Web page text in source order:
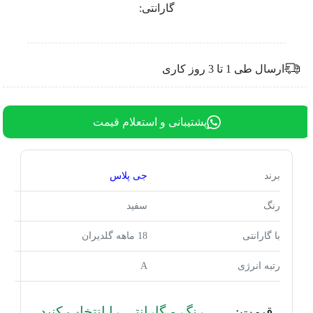
گارانتی:
ارسال طی 1 تا 3 روز کاری
پشتیبانی و استعلام قیمت
برند جی پلاس
رنگ سفید
با گارانتی 18 ماهه گلدیران
رتبه انرژی A